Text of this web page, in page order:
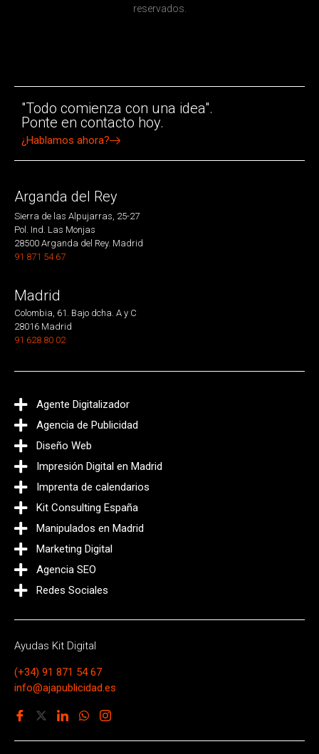
reservados.
"Todo comienza con una idea".
Ponte en contacto hoy.
¿Hablamos ahora?
Arganda del Rey
Sierra de las Alpujarras, 25-27
Pol. Ind. Las Monjas
28500 Arganda del Rey. Madrid
91 871 54 67
Madrid
Colombia, 61. Bajo dcha. A y C
28016 Madrid
91 628 80 02
Agente Digitalizador
Agencia de Publicidad
Diseño Web
Impresión Digital en Madrid
Imprenta de calendarios
Kit Consulting España
Manipulados en Madrid
Marketing Digital
Agencia SEO
Redes Sociales
Ayudas Kit Digital
(+34) 91 871 54 67
info@ajapublicidad.es